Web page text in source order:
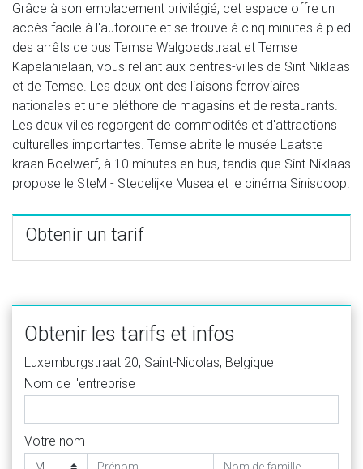
Grâce à son emplacement privilégié, cet espace offre un
accès facile à l'autoroute et se trouve à cinq minutes à pied
des arrêts de bus Temse Walgoedstraat et Temse
Kapelanielaan, vous reliant aux centres-villes de Sint Niklaas
et de Temse. Les deux ont des liaisons ferroviaires
nationales et une pléthore de magasins et de restaurants.
Les deux villes regorgent de commodités et d'attractions
culturelles importantes. Temse abrite le musée Laatste
kraan Boelwerf, à 10 minutes en bus, tandis que Sint-Niklaas
propose le SteM - Stedelijke Musea et le cinéma Siniscoop.
Obtenir un tarif
Obtenir les tarifs et infos
Luxemburgstraat 20, Saint-Nicolas, Belgique
Nom de l'entreprise
Votre nom